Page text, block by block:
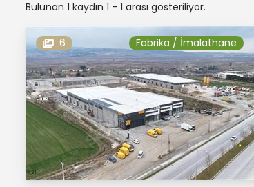
Bulunan 1 kaydın 1 - 1 arası gösteriliyor.
6 Fabrika / İmalathane